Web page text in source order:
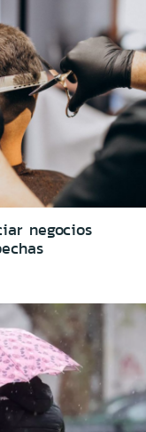
negocios